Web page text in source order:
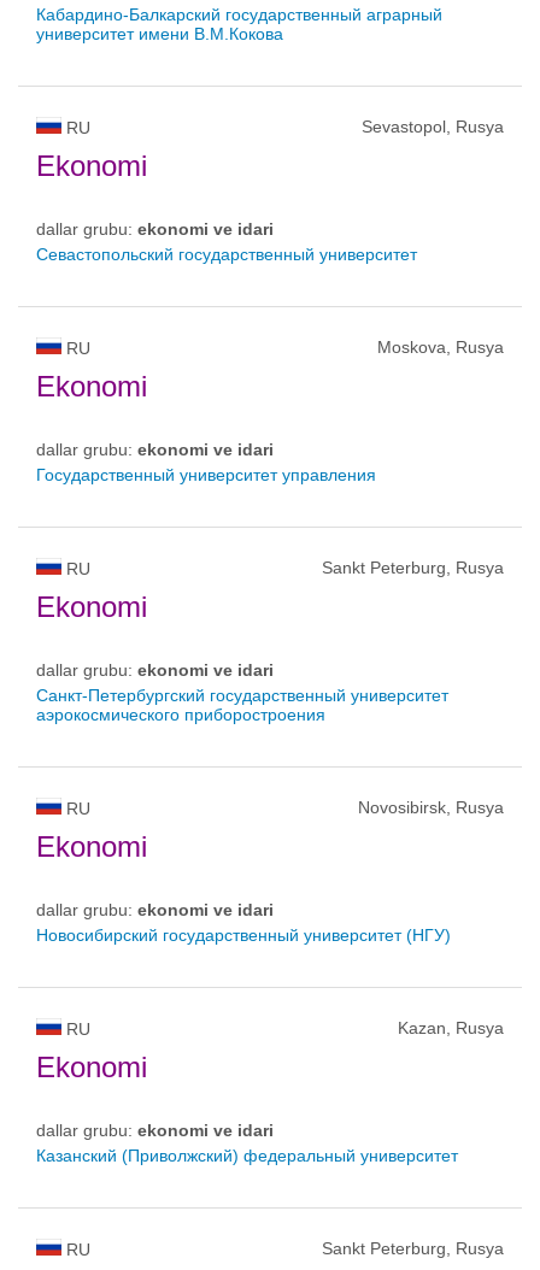
Кабардино-Балкарский государственный аграрный
университет имени В.М.Кокова
RU Sevastopol, Rusya
Ekonomi
dallar grubu: ekonomi ve idari
Севастопольский государственный университет
RU Moskova, Rusya
Ekonomi
dallar grubu: ekonomi ve idari
Государственный университет управления
RU Sankt Peterburg, Rusya
Ekonomi
dallar grubu: ekonomi ve idari
Санкт-Петербургский государственный университет
аэрокосмического приборостроения
RU Novosibirsk, Rusya
Ekonomi
dallar grubu: ekonomi ve idari
Новосибирский государственный университет (НГУ)
RU Kazan, Rusya
Ekonomi
dallar grubu: ekonomi ve idari
Казанский (Приволжский) федеральный университет
RU Sankt Peterburg, Rusya